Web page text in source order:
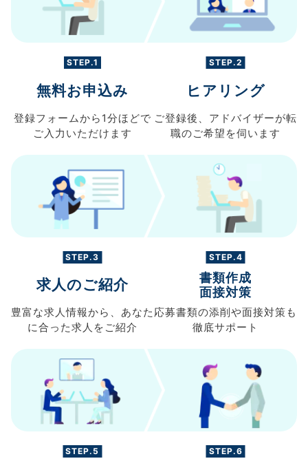
STEP.1
無料お申込み
登録フォームから 1分ほどで
ご入力 いただけます
STEP.2
ヒアリング
ご登録後、 アドバイザーが転
職のご希望を伺います
STEP.3
求人のご紹介
豊富な求人情報から、 あなた
に合った求人を ご紹介
STEP.4
書類作成
面接対策
応募書類の添削や面接対策も
徹底サポート
STEP.5 STEP.6